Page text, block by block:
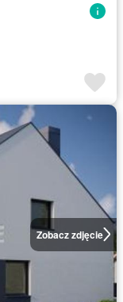
Zobacz zdjęcie